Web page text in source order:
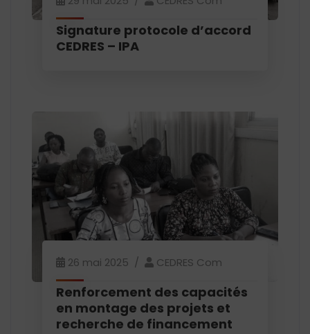
Signature protocole d’accord
CEDRES – IPA
26 mai 2025 CEDRES Com
Renforcement des capacités
en montage des projets et
recherche de financement